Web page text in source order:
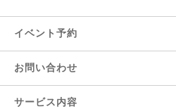
イベント予約
お問い合わせ
サービス内容